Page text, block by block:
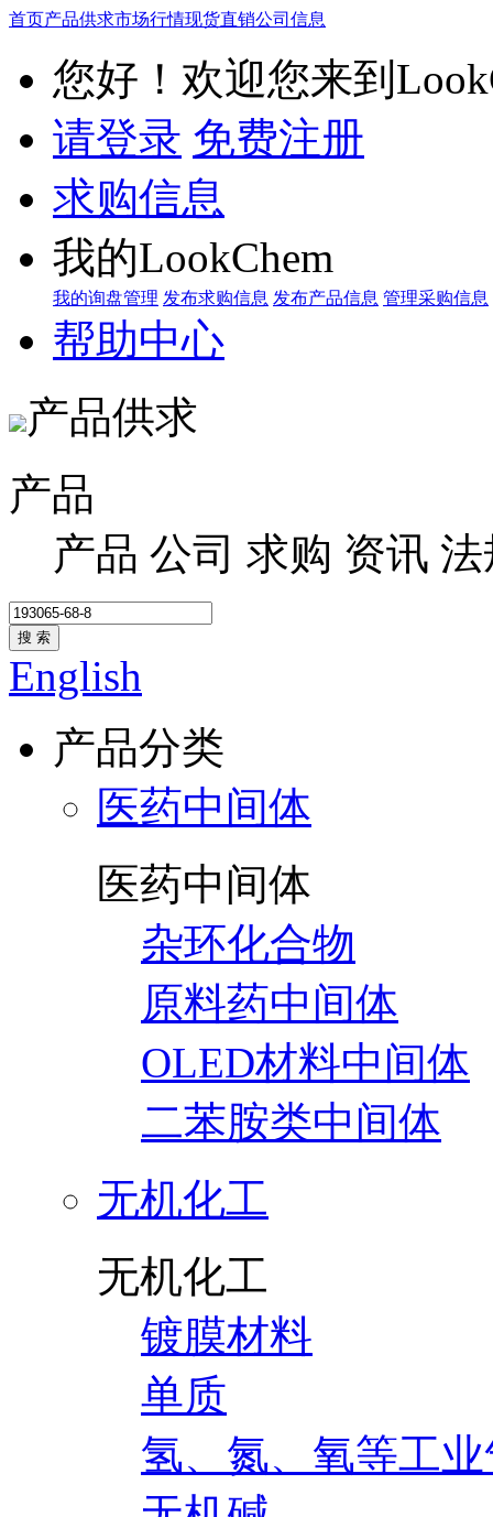
首页产品供求市场行情现货直销公司信息
您好！欢迎您来到
请登录 免费注册
求购信息
我的LookChem
我的询盘管理 发布求购信息 发布产品信息 管理采购信息
帮助中心
产品供求
产品
产品 公司 求购 资讯 法
搜 索
English
产品分类
医药中间体
医药中间体
杂环化合物
原料药中间体
OLED材料中间体
二苯胺类中间体
无机化工
无机化工
镀膜材料
单质
氢、氮、氧等工